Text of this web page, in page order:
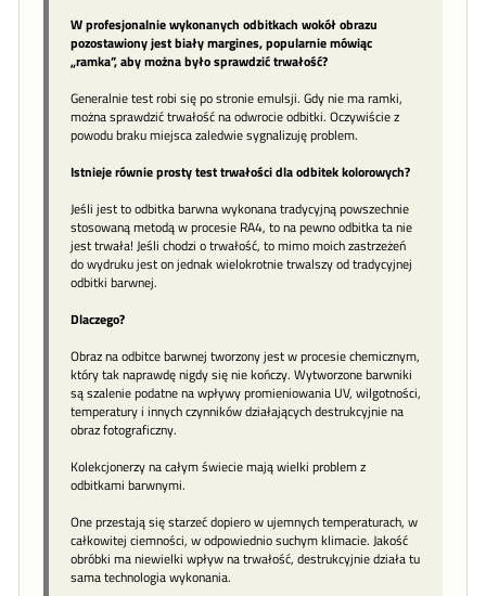
W profesjonalnie wykonanych odbitkach wokół obrazu
pozostawiony jest biały margines, popularnie mówiąc
„ramka”, aby można było sprawdzić trwałość?
Generalnie test robi się po stronie emulsji. Gdy nie ma ramki,
można sprawdzić trwałość na odwrocie odbitki. Oczywiście z
powodu braku miejsca zaledwie sygnalizuję problem.
Istnieje równie prosty test trwałości dla odbitek kolorowych?
Jeśli jest to odbitka barwna wykonana tradycyjną powszechnie
stosowaną metodą w procesie RA4, to na pewno odbitka ta nie
jest trwała! Jeśli chodzi o trwałość, to mimo moich zastrzeżeń
do wydruku jest on jednak wielokrotnie trwalszy od tradycyjnej
odbitki barwnej.
Dlaczego?
Obraz na odbitce barwnej tworzony jest w procesie chemicznym,
który tak naprawdę nigdy się nie kończy. Wytworzone barwniki
są szalenie podatne na wpływy promieniowania UV, wilgotności,
temperatury i innych czynników działających destrukcyjnie na
obraz fotograficzny.
Kolekcjonerzy na całym świecie mają wielki problem z
odbitkami barwnymi.
One przestają się starzeć dopiero w ujemnych temperaturach, w
całkowitej ciemności, w odpowiednio suchym klimacie. Jakość
obróbki ma niewielki wpływ na trwałość, destrukcyjnie działa tu
sama technologia wykonania.